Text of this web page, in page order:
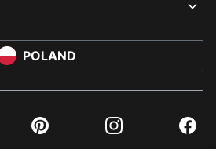
POLAND
Pinterest Instagram